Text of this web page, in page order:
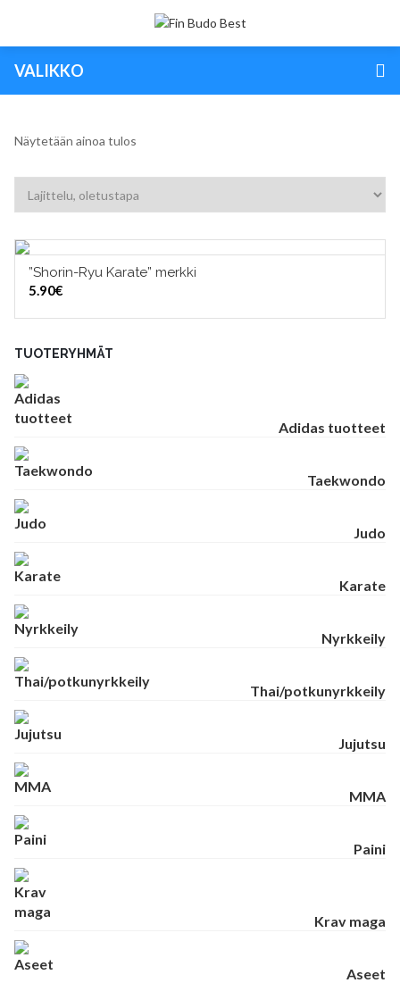
VALIKKO
Näytetään ainoa tulos
LISÄÄ OSTOSKORIIN
”Shorin-Ryu Karate” merkki
5.90€
TUOTERYHMÄT
Adidas tuotteet
Taekwondo
Judo
Karate
Nyrkkeily
Thai/potkunyrkkeily
Jujutsu
MMA
Paini
Krav maga
Aseet